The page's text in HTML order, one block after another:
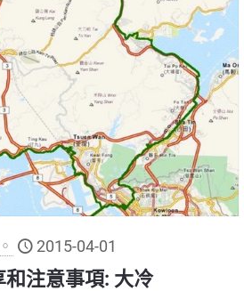
2015-04-01
注意事項: 大冷